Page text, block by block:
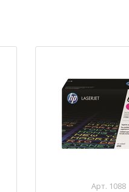
Арт. 1088